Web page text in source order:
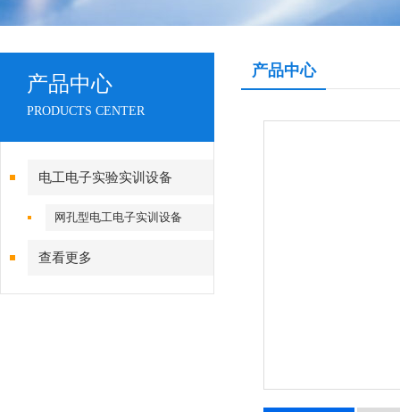
产品中心
PRODUCTS CENTER
电工电子实验实训设备
网孔型电工电子实训设备
查看更多
产品中心